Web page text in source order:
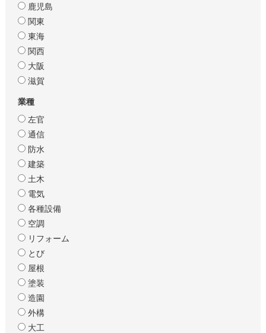
鹿児島
関東
東海
関西
大阪
滋賀
業種
左官
通信
防水
建築
土木
電気
各種設備
空調
リフォーム
とび
屋根
塗装
造園
外構
大工